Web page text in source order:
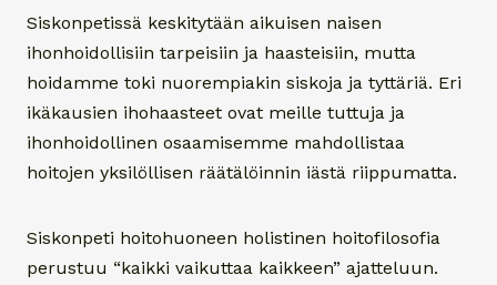
Siskonpetissä keskitytään aikuisen naisen
ihonhoidollisiin tarpeisiin ja haasteisiin, mutta
hoidamme toki nuorempiakin siskoja ja tyttäriä. Eri
ikäkausien ihohaasteet ovat meille tuttuja ja
ihonhoidollinen osaamisemme mahdollistaa
hoitojen yksilöllisen räätälöinnin iästä riippumatta.
Siskonpeti hoitohuoneen holistinen hoitofilosofia
perustuu “kaikki vaikuttaa kaikkeen” ajatteluun.